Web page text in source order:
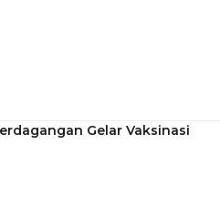
Gelar Vaksinasi